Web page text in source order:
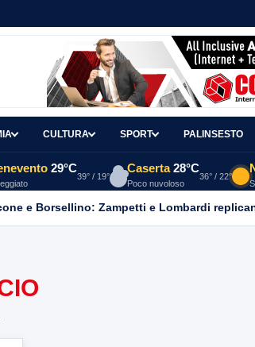
CULTURA SPORT PALINSESTO
29°C
39° / 19°
Caserta 28°C
Poco nuvoloso
36° / 22°
e Borsellino: Zampetti e Lombardi